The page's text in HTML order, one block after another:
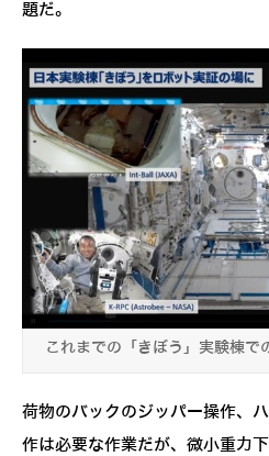
題だ。
これまでの「きぼう」実験棟で
荷物のバックのジッパー操作、
作は必要な作業だが、微小重力